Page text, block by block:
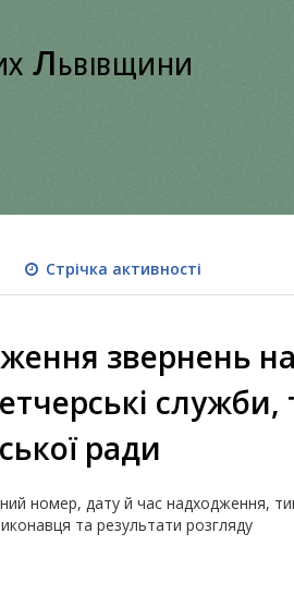
Львівщини
Стрічка активності
звернень на
ради
номер, дату й час надходження,
та результати розгляду